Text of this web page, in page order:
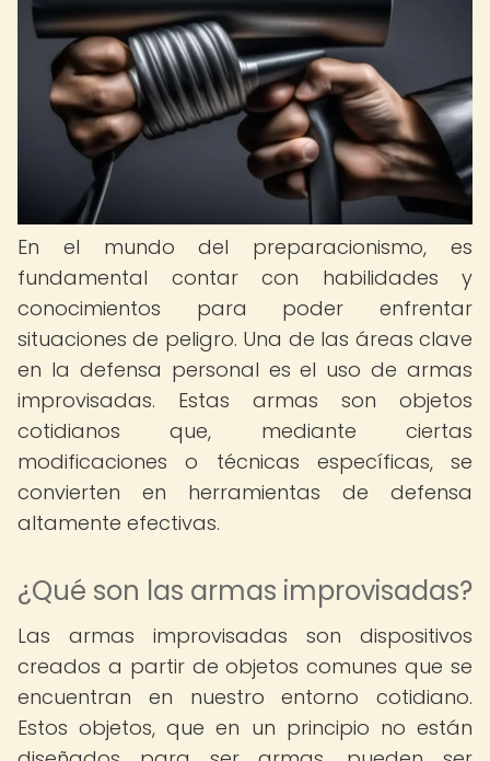
En el mundo del preparacionismo, es
fundamental contar con habilidades y
conocimientos para poder enfrentar
situaciones de peligro. Una de las áreas clave
en la defensa personal es el uso de armas
improvisadas. Estas armas son objetos
cotidianos que, mediante ciertas
modificaciones o técnicas específicas, se
convierten en herramientas de defensa
altamente efectivas.
¿Qué son las armas improvisadas?
Las armas improvisadas son dispositivos
creados a partir de objetos comunes que se
encuentran en nuestro entorno cotidiano.
Estos objetos, que en un principio no están